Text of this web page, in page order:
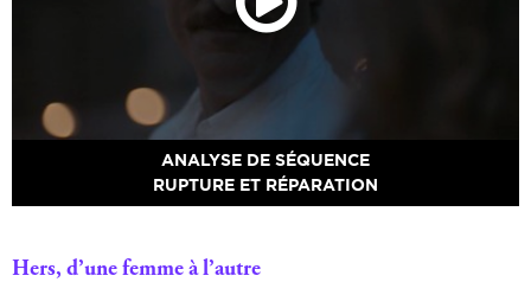
ANALYSE DE SÉQUENCE
RUPTURE ET RÉPARATION
Hers, d’une femme à l’autre